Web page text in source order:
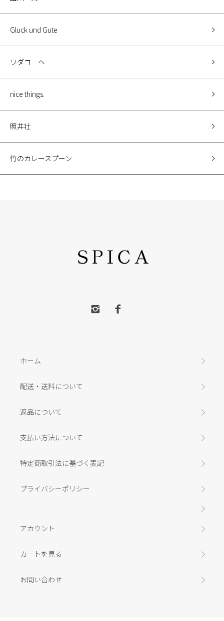
Gluck und Gute
ワダコーヘー
nice things.
照井壮
竹のカレースプーン
ホーム
配送・送料について
返品について
支払い方法について
特定商取引法に基づく表記
プライバシーポリシー
アカウント
カートを見る
お問い合わせ